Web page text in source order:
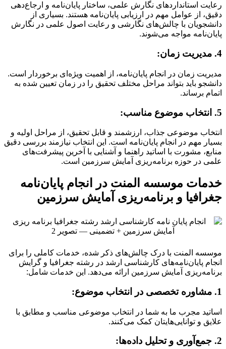
رعایت استانداردهای نگارش علمی، ساختار پایان‌نامه و ارجاع‌دهی
دقیق، از عوامل مهم در ارزیابی پایان‌نامه هستند. بسیاری از
دانشجویان با چالش‌های نگارشی و رعایت اصول علمی در نگارش
پایان‌نامه مواجه می‌شوند.
4. مدیریت زمان:
مدیریت زمان در انجام پایان‌نامه، از اهمیت ویژه‌ای برخوردار است.
دانشجو باید بتواند مراحل مختلف تحقیق را در زمان تعیین شده به
اتمام برساند.
5. انتخاب موضوع مناسب:
انتخاب موضوعی جذاب، ارزشمند و قابل تحقیق، از مراحل اولیه و
بسیار مهم در انجام پایان‌نامه است. این انتخاب نیازمند بررسی دقیق
منابع، مشورت با اساتید راهنما و آشنایی با آخرین پیشرفت‌های
علمی در حوزه برنامه‌ریزی آمایش سرزمین است.
خدمات موسسه المنت در انجام پایان‌نامه
جغرافیا و برنامه‌ریزی آمایش سرزمین
موسسه المنت با درک چالش‌های ذکر شده، خدمات کاملی را برای
انجام پایان‌نامه‌های کارشناسی ارشد در رشته جغرافیا و گرایش
برنامه‌ریزی آمایش سرزمین ارائه می‌دهد. این خدمات شامل:
1. مشاوره تخصصی در انتخاب موضوع:
اساتید مجرب ما به شما در انتخاب موضوعی مناسب و مطابق با
علایق و توانایی‌هایتان کمک می‌کنند.
2. جمع‌آوری و تحلیل داده‌ها: